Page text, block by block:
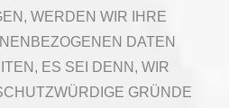
WERDEN WIR IHRE
DATEN
ES SEI DENN, WIR
GRÜNDE